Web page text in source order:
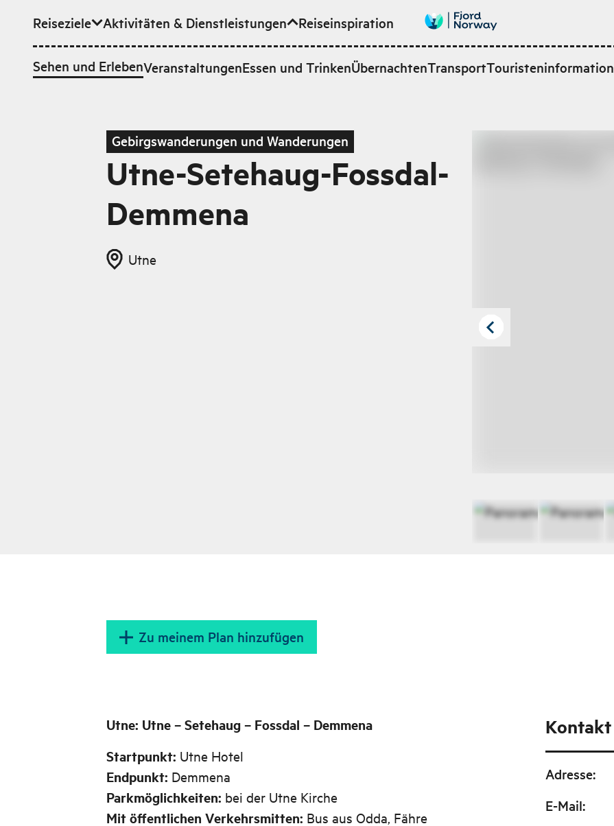
Zum Hauptinhalt
Reiseziele Aktivitäten & Dienstleistungen
Sehen und ErlebenVeranstaltungenEssen und TrinkenÜbernachtenTransportTouristeninformation
Reiseinspiration
Gebirgswanderungen und Wanderungen
Utne-Setehaug-Fossdal-
Demmena
Utne
Zu meinem Plan hinzufügen
Utne: Utne – Setehaug – Fossdal – Demmena
Startpunkt: Utne Hotel
Endpunkt: Demmena
Parkmöglichkeiten: bei der Utne Kirche
Mit öffentlichen Verkehrsmitten: Bus aus Odda, Fähre
Kontakt
Adresse:
E-Mail: